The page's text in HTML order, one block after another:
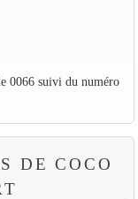
0066 suivi du numéro
DE COCO